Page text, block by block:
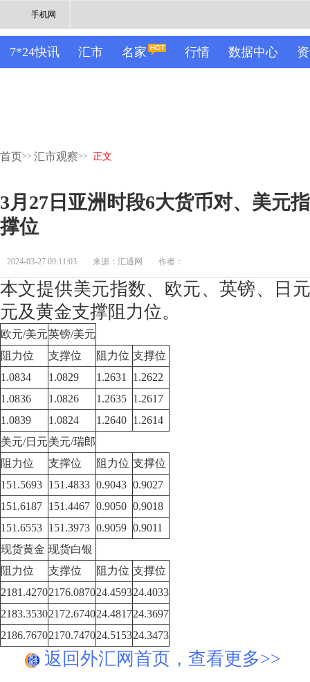
手机网
7*24快讯 汇市 名家 行情 数据中心
首页>> 汇市观察>> 正文
3月27日亚洲时段6大货币对、美元
撑位
2024-03-27 09:11:03 来源：汇通网 作者：
本文提供美元指数、欧元、英镑、日
元及黄金支撑阻力位。
欧元/美元英镑/美元
阻力位
支撑位 阻力位 支撑位
1.0834
1.0829 1.2631
1.2622
1.0836
1.0826 1.2635 1.2617
1.0839
1.0824 1.2640 1.2614
美元/日元美元/瑞郎
阻力位
支撑位 阻力位 支撑位
151.5693 151.4833 0.9043 0.9027
151.6187 151.4467 0.9050 0.9018
151.6553 151.3973 0.9059 0.9011
现货黄金 现货白银
阻力位
支撑位 阻力位 支撑位
2181.42702176.087024.459324.4033
2183.35302172.674024.481724.3697
2186.76702170.747024.515324.3473
返回外汇网首页，查看更多>>